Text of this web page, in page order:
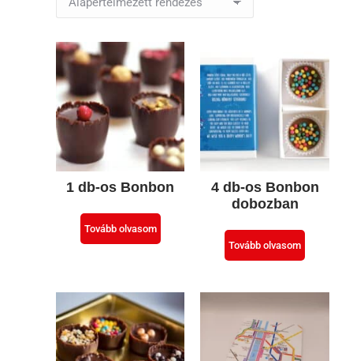
1 db-os Bonbon
Tovább olvasom
4 db-os Bonbon
dobozban
Tovább olvasom